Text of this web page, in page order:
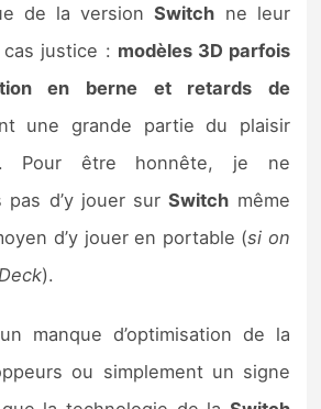
de la versionSwitch ne leur
justice : modèles 3D parfois
en berne et retards de
une grande partie du plaisir
Pour être honnête, je ne
pas d’y jouer surSwitch même
d’y jouer en portable (si on
).
manque d’optimisation de la
ou simplement un signe